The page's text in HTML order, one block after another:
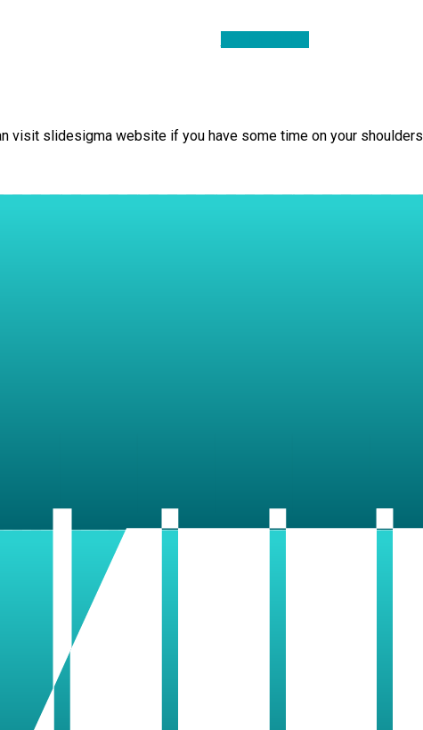
visit slidesigma website if you have some time on your shoulders